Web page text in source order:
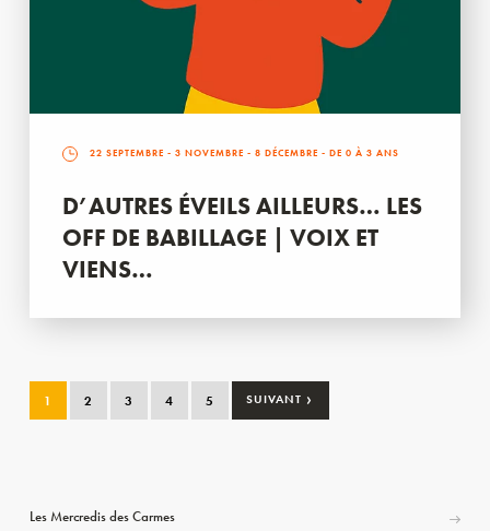
22 SEPTEMBRE - 3 NOVEMBRE - 8 DÉCEMBRE - DE 0 À 3 ANS
D’AUTRES ÉVEILS AILLEURS… LES
OFF DE BABILLAGE | VOIX ET
VIENS…
1 2 3 4 5 SUIVANT ›
Les Mercredis des Carmes